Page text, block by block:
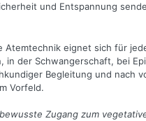
und Entspannung
Atemtechnik eignet sich für
in der Schwangerschaft, bei
Begleitung und nach
Vorfeld.
Zugang zum